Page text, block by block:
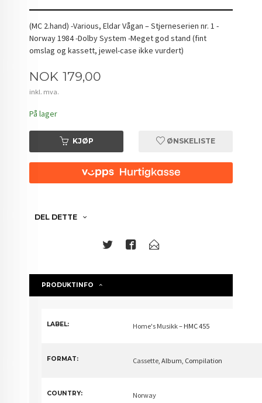
(MC 2.hand) -Various, Eldar Vågan – Stjerneserien nr. 1 -
Norway 1984 -Dolby System -Meget god stand (fint
omslag og kassett, jewel-case ikke vurdert)
Pris
NOK 179,00
inkl. mva.
På lager
KJØP ØNSKELISTE
DEL DETTE
PRODUKTINFO
LABEL: Home's Musikk– HMC 455
FORMAT: Cassette , Album, Compilation
COUNTRY: Norway